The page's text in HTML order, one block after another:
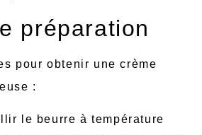
préparation
pour obtenir une crème
:
le beurre à température